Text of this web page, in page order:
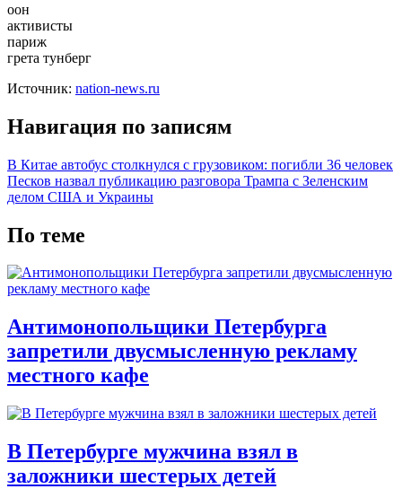
оон
активисты
париж
грета тунберг
Источник: nation-news.ru
Навигация по записям
В Китае автобус столкнулся с грузовиком: погибли 36 человек
Песков назвал публикацию разговора Трампа с Зеленским
делом США и Украины
По теме
Антимонопольщики Петербурга
запретили двусмысленную рекламу
местного кафе
В Петербурге мужчина взял в
заложники шестерых детей